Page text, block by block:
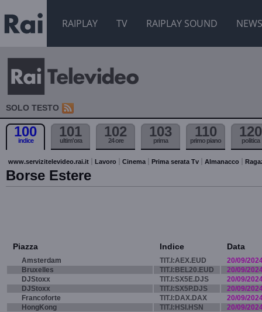
RAIPLAY TV RAIPLAY SOUND NEWS
SOLO TESTO
100
indice
101
ultim'ora
102
24 ore
103
prima
110
primo piano
120
politica
www.servizitelevideo.rai.it Lavoro Cinema Prima serata Tv Almanacco
Borse Estere
Piazza Indice Data
Amsterdam TIT.I:AEX.EUD
20/09/
Bruxelles
TIT.I:BEL20.EUD
20/09/
DJStoxx
TIT.I:SX5E.DJS
20/09/
DJStoxx
TIT.I:SX5P.DJS
20/09/
Francoforte
TIT.I:DAX.DAX
20/09/
HongKong
TIT.I:HSI.HSN
20/09/